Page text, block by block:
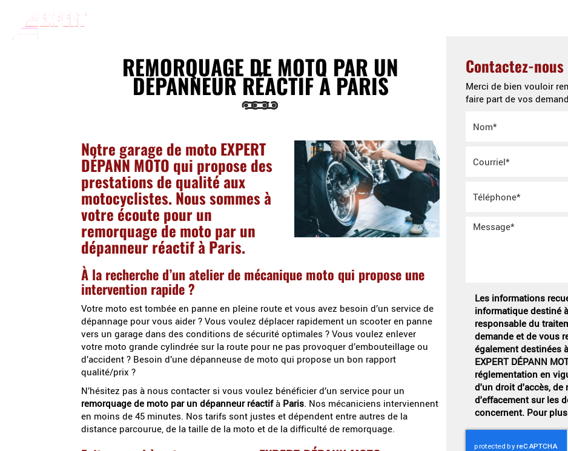
REMORQUAGE DE MOTO PAR UN
DÉPANNEUR RÉACTIF À PARIS
Notre garage de moto EXPERT
DÉPANN MOTO qui propose des
prestations de qualité aux
motocyclistes. Nous sommes à
votre écoute pour un
remorquage de moto par un
dépanneur réactif à Paris.
À la recherche d’un atelier de mécanique moto qui propose une
intervention rapide ?
Votre moto est tombée en panne en pleine route et vous avez besoin d’un service de
dépannage pour vous aider ? Vous voulez déplacer rapidement un scooter en panne
vers un garage dans des conditions de sécurité optimales ? Vous voulez enlever
votre moto grande cylindrée sur la route pour ne pas provoquer d’embouteillage ou
d’accident ? Besoin d’une dépanneuse de moto qui propose un bon rapport
qualité/prix ?
N’hésitez pas à nous contacter si vous voulez bénéficier d’un service pour un
remorquage de moto par un dépanneur réactifà Paris. Nos mécaniciens interviennent
en moins de 45 minutes. Nos tarifs sont justes et dépendent entre autres de la
distance parcourue, de la taille de la moto et de la difficulté de remorquage.
Contactez-nous
Merci de bien vouloir
faire part de vos
Les informations
informatique destiné à
responsable du
demande et de vous
également destinées
EXPERT DÉPANN
réglementation en
d'un droit d'accès,
d'effacement sur les
concernent. Pour